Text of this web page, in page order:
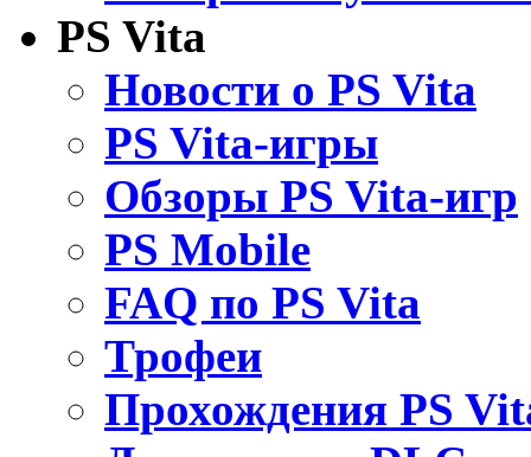
PS Vita
Новости о PS Vita
PS Vita-игры
Обзоры PS Vita-игр
PS Mobile
FAQ по PS Vita
Трофеи
Прохождения PS